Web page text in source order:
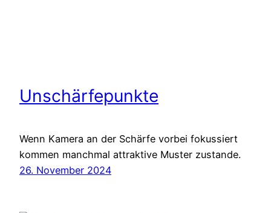
Unschärfepunkte
Wenn Kamera an der Schärfe vorbei fokussiert
kommen manchmal attraktive Muster zustande.
26. November 2024